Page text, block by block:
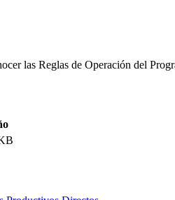
las Reglas de Operación del